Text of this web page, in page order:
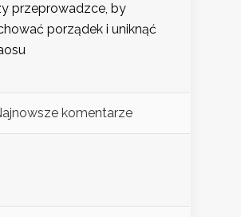
przeprowadzce, by
porządek i uniknąć
komentarze